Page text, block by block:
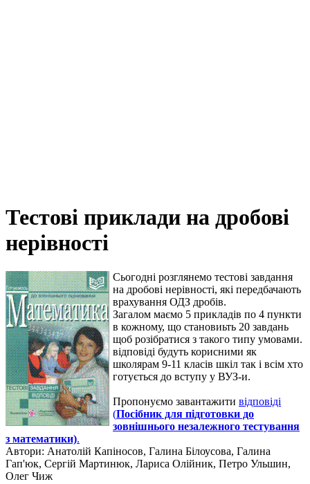
Тестові приклади на дробові
нерівності
Сьогодні розглянемо тестові завдання
на дробові нерівності, які передбачають
врахування ОДЗ дробів.
Загалом маємо 5 прикладів по 4 пункти
в кожному, що становиьть 20 завдань
щоб розібратися з такого типу умовами.
відповіді будуть корисними як
школярам 9-11 класів шкіл так і всім хто
готується до вступу у ВУЗ-и.
Пропонуємо завантажити відповіді
(Посібник для підготовки до
зовнішнього незалежного тестування
з математики).
Автори: Анатолій Капіносов, Галина Білоусова, Галина
Гап'юк, Сергій Мартинюк, Лариса Олійник, Петро Ульшин,
Олег Чиж